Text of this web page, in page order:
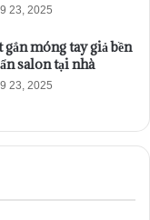
23, 2025
gắn móng tay giả bền
salon tại nhà
23, 2025